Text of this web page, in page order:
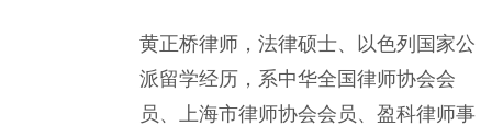
黄正桥律师，法律硕士、以色列国家公
派留学经历，系中华全国律师协会会
员、上海市律师协会会员、盈科律师事